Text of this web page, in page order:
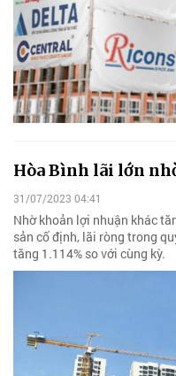
Hòa Bình lãi lớn
31/07/2023 04:41
Nhờ khoản lợi nhuận khác
sản cố định, lãi ròng trong
tăng 1.114% so với cùng kỳ.